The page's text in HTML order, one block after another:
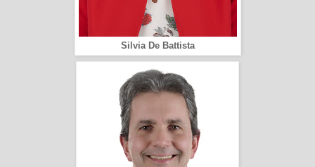
Silvia De Battista